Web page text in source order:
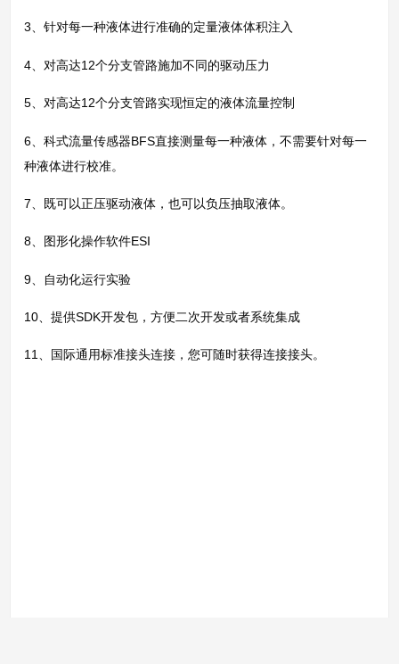
3、针对每一种液体进行准确的定量液体体积注入
4、对高达12个分支管路施加不同的驱动压力
5、对高达12个分支管路实现恒定的液体流量控制
6、科式流量传感器BFS直接测量每一种液体，不需要针对每一
种液体进行校准。
7、既可以正压驱动液体，也可以负压抽取液体。
8、图形化操作软件ESI
9、自动化运行实验
10、提供SDK开发包，方便二次开发或者系统集成
11、国际通用标准接头连接，您可随时获得连接接头。